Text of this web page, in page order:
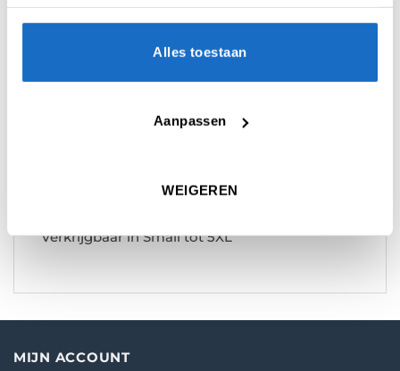
Alles toestaan
Aanpassen
WEIGEREN
AANVULLENDE INFORMATIE
Dartshirt. Een modern dartshirt dat
Verkrijgbaar in Small tot 5XL
MIJN ACCOUNT